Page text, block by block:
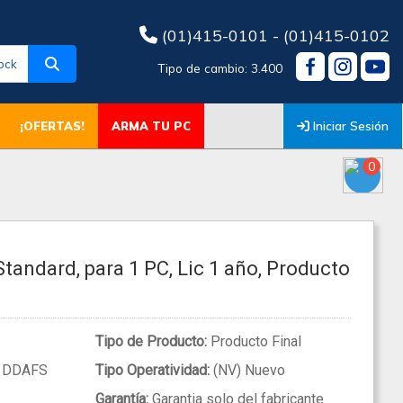
(01)415-0101 - (01)415-0102
Tipo de cambio: 3.400
¡OFERTAS! ARMA TU PC Iniciar Sesión
0
para 1 PC, Lic 1 año, Producto
Tipo de Producto:Producto Final
Tipo Operatividad:(NV) Nuevo
Garantía:Garantia solo del fabricante